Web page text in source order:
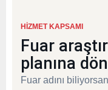
HIZMET KAPSAMI
Fuar
planına
Fuar adını